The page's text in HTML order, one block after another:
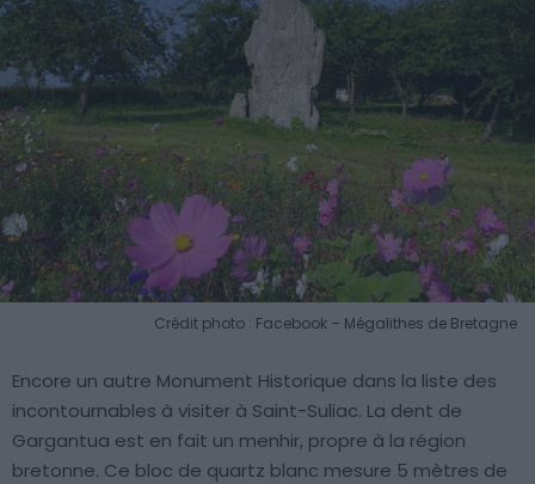
Crédit photo : Facebook – Mégalithes de Bretagne
Encore un autre Monument Historique dans la liste des
incontournables à visiter à Saint-Suliac. La dent de
Gargantua est en fait un menhir, propre à la région
bretonne. Ce bloc de quartz blanc mesure 5 mètres de